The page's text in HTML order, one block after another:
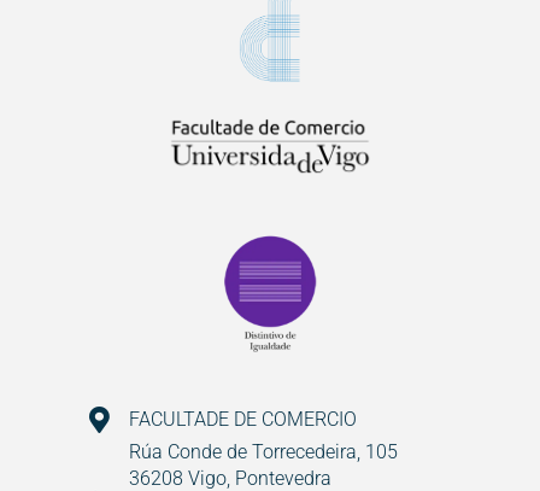
FACULTADE DE COMERCIO
Rúa Conde de Torrecedeira, 105
36208 Vigo, Pontevedra